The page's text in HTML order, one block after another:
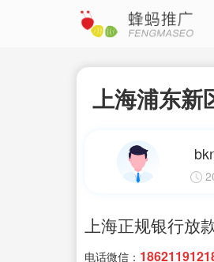
上海浦东
上海正规银行
电话微信：